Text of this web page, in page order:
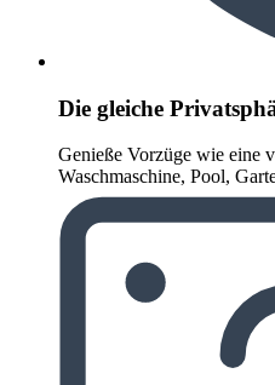
Die gleiche
Genieße Vorzüge wie eine
Waschmaschine, Pool,